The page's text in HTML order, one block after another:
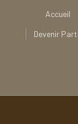
Accueil
Devenir